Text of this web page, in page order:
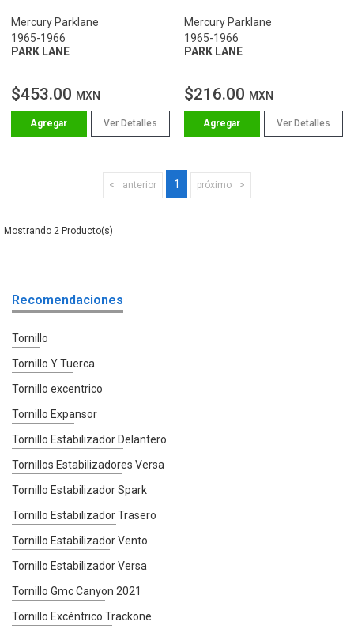
Mercury Parklane
1965-1966
PARK LANE
$453.00 MXN
Ver Detalles
Mercury Parklane
1965-1966
PARK LANE
$216.00 MXN
Ver Detalles
anterior 1 próximo
2
Recomendaciones
Tornillo
Tornillo Y Tuerca
Tornillo excentrico
Tornillo Expansor
Tornillo Estabilizador Delantero
Tornillos Estabilizadores Versa
Tornillo Estabilizador Spark
Tornillo Estabilizador Trasero
Tornillo Estabilizador Vento
Tornillo Estabilizador Versa
Tornillo Gmc Canyon 2021
Tornillo Excéntrico Trackone